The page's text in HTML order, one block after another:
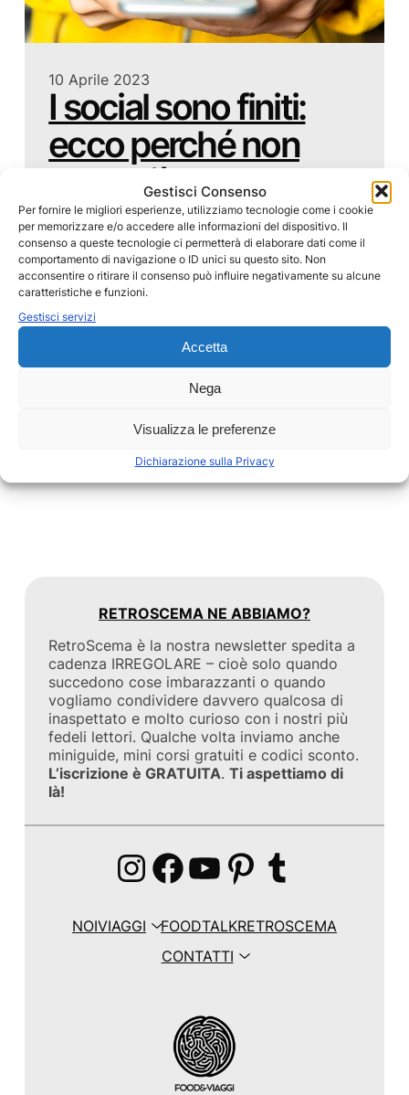
Gestisci Consenso
Per fornire le migliori esperienze, utilizziamo tecnologie come i cookie
per memorizzare e/o accedere alle informazioni del dispositivo. Il
consenso a queste tecnologie ci permetterà di elaborare dati come il
comportamento di navigazione o ID unici su questo sito. Non
acconsentire o ritirare il consenso può influire negativamente su alcune
caratteristiche e funzioni.
Gestisci servizi
Accetta
Nega
Visualizza le preferenze
Dichiarazione sulla Privacy
10 Aprile 2023
I social sono finiti:
ecco perché non
sono più un valore
aggiunto
I social sono finiti. E’ da un po’ di tempo che ci
stiamo pensando. In passato avevamo scritto un
articolo dove cercavamo di indagare in mondo
attuale senza social e a distanza diversi mesi siamo
quasi portate a credere che sarebbe stato meglio
RETROSCEMA NE ABBIAMO?
RetroScema è la nostra newsletter spedita a
cadenza IRREGOLARE – cioè solo quando
succedono cose imbarazzanti o quando
vogliamo condividere davvero qualcosa di
inaspettato e molto curioso con i nostri più
fedeli lettori. Qualche volta inviamo anche
miniguide, mini corsi gratuiti e codici sconto.
L’iscrizione è GRATUITA.Ti aspettiamo di
là!
Instagram
Facebook
YouTube
Pinterest
Tumblr
NOIVIAGGI FOODTALKRETROSCEMA
CONTATTI